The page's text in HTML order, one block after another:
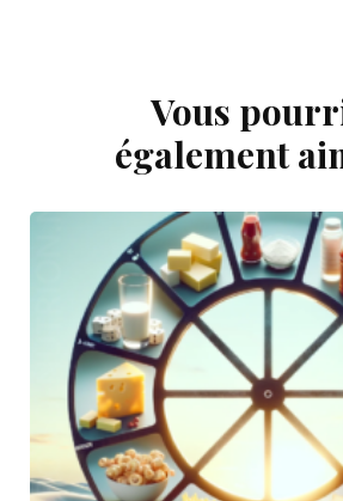
Vous
également